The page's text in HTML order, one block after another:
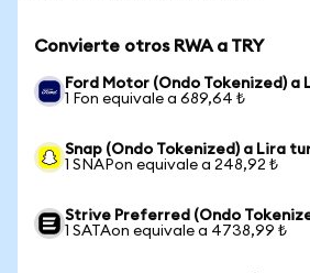
Convierte otros RWA a TRY
Ford Motor (Ondo Tokenized) a
1 Fon equivale a 689,64 ₺
Snap (Ondo Tokenized) a Lira
1 SNAPon equivale a 248,92 ₺
Strive Preferred (Ondo
1 SATAon equivale a 4738,99 ₺